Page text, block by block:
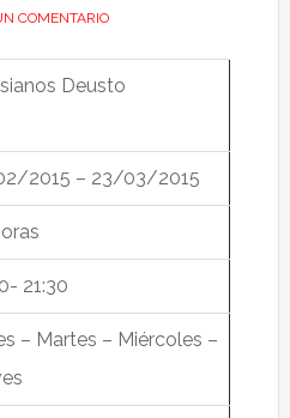
COMENTARIO
Deusto
2015 – 23/03/2015
21:30
– Martes – Miércoles –